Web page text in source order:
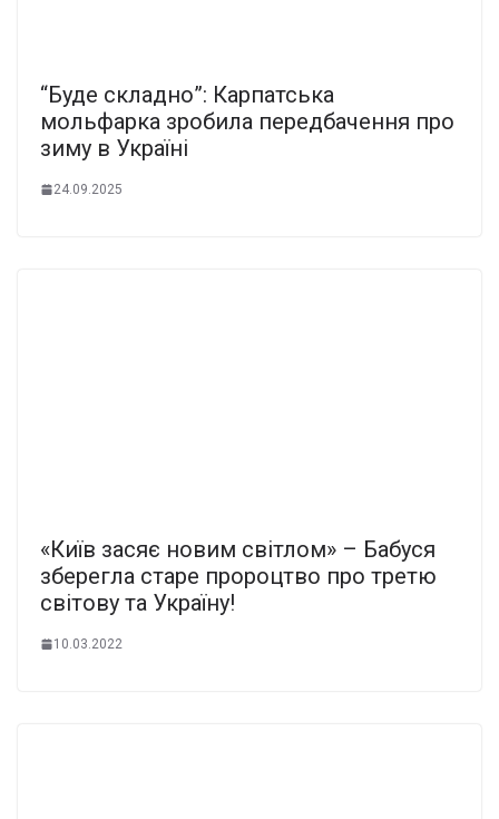
“Буде складно”: Карпатська
мольфарка зробила передбачення про
зиму в Україні
24.09.2025
«Київ засяє новим світлом» – Бабуся
зберегла старе пророцтво про третю
світову та Україну!
10.03.2022